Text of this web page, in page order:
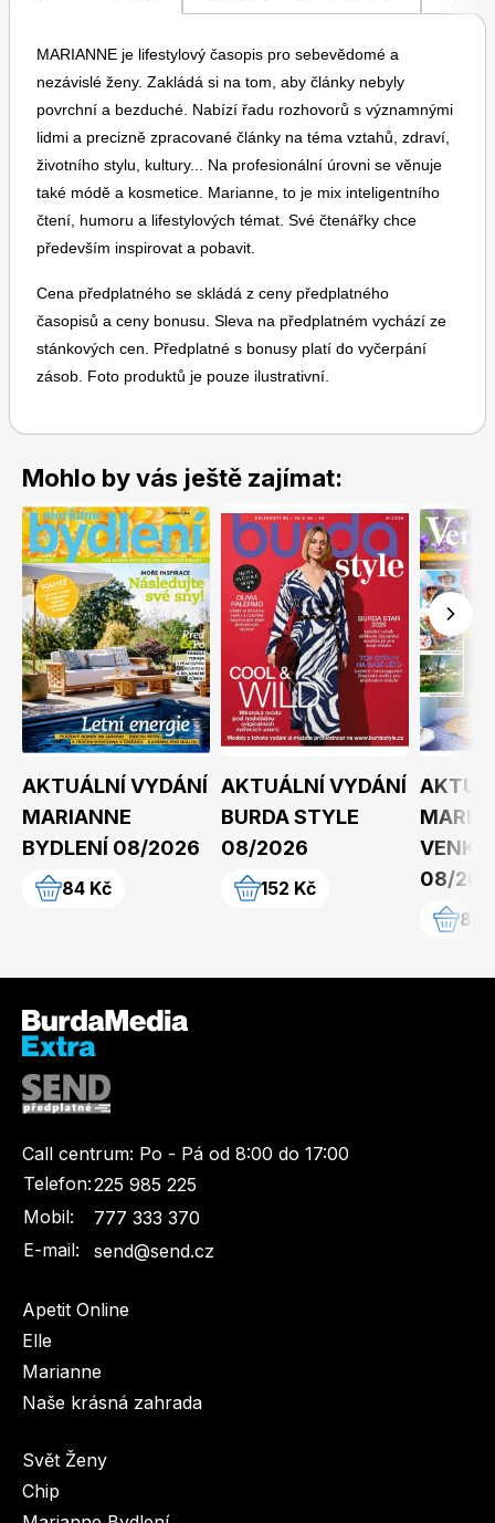
MARIANNE je lifestylový časopis pro sebevědomé a
nezávislé ženy. Zakládá si na tom, aby články nebyly
povrchní a bezduché. Nabízí řadu rozhovorů s významnými
lidmi a precizně zpracované články na téma vztahů, zdraví,
životního stylu, kultury... Na profesionální úrovni se věnuje
také módě a kosmetice. Marianne, to je mix inteligentního
čtení, humoru a lifestylových témat. Své čtenářky chce
především inspirovat a pobavit.
Cena předplatného se skládá z ceny předplatného
časopisů a ceny bonusu. Sleva na předplatném vychází ze
stánkových cen. Předplatné s bonusy platí do vyčerpání
zásob. Foto produktů je pouze ilustrativní.
Mohlo by vás ještě zajímat:
AKTUÁLNÍ VYDÁNÍ
MARIANNE
BYDLENÍ 08/2026
84 Kč
AKTUÁLNÍ VYDÁNÍ
BURDA STYLE
08/2026
152 Kč
08/
89
Call centrum: Po - Pá od 8:00 do 17:00
Telefon:225 985 225
Mobil:
777 333 370
E-mail:
send@send.cz
Apetit Online
Elle
Marianne
Naše krásná zahrada
Svět Ženy
Chip